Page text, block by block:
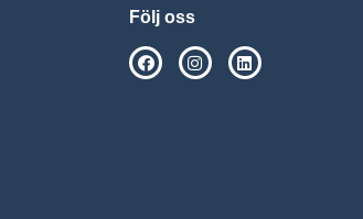
Följ oss
SPSM på Facebook
SPSM på Instagram